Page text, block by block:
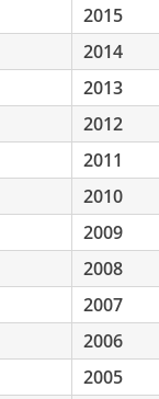
2015
2014
2013
2012
2011
2010
2009
2008
2007
2006
2005